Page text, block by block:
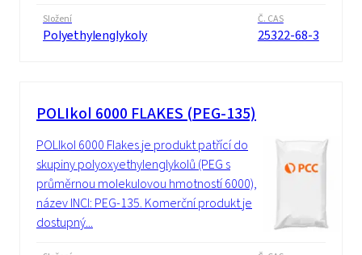
Složení
Polyethylenglykoly
Č. CAS
25322-68-3
POLIkol 6000 FLAKES (PEG-135)
POLIkol 6000 Flakes je produkt patřící do
skupiny polyoxyethylenglykolů (PEG s
průměrnou molekulovou hmotností 6000),
název INCI: PEG-135. Komerční produkt je
dostupný...